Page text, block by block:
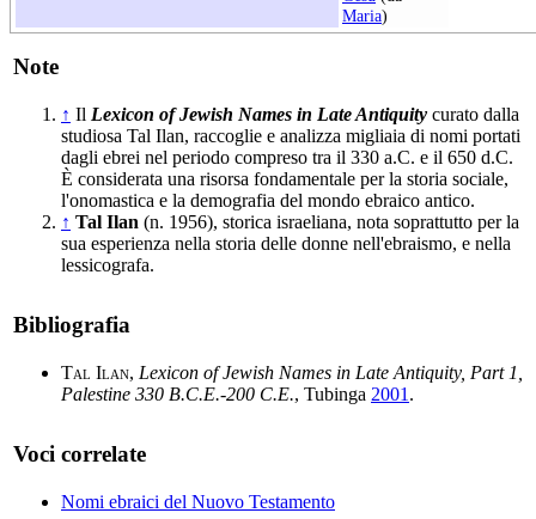
Maria)
Note
↑ Il Lexicon of Jewish Names in Late Antiquity curato dalla
studiosa Tal Ilan, raccoglie e analizza migliaia di nomi portati
dagli ebrei nel periodo compreso tra il 330 a.C. e il 650 d.C.
È considerata una risorsa fondamentale per la storia sociale,
l'onomastica e la demografia del mondo ebraico antico.
↑ Tal Ilan (n. 1956), storica israeliana, nota soprattutto per la
sua esperienza nella storia delle donne nell'ebraismo, e nella
lessicografa.
Bibliografia
Tal Ilan, Lexicon of Jewish Names in Late Antiquity, Part 1,
Palestine 330 B.C.E.-200 C.E., Tubinga 2001 .
Voci correlate
Nomi ebraici del Nuovo Testamento